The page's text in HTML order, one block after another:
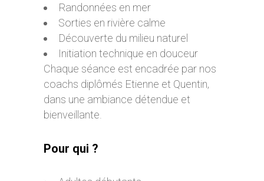
Randonnées en mer
Sorties en rivière calme
Découverte du milieu naturel
Initiation technique en douceur
Chaque séance est encadrée par nos
coachs diplômés Etienne et Quentin,
dans une ambiance détendue et
bienveillante.
Pour qui ?